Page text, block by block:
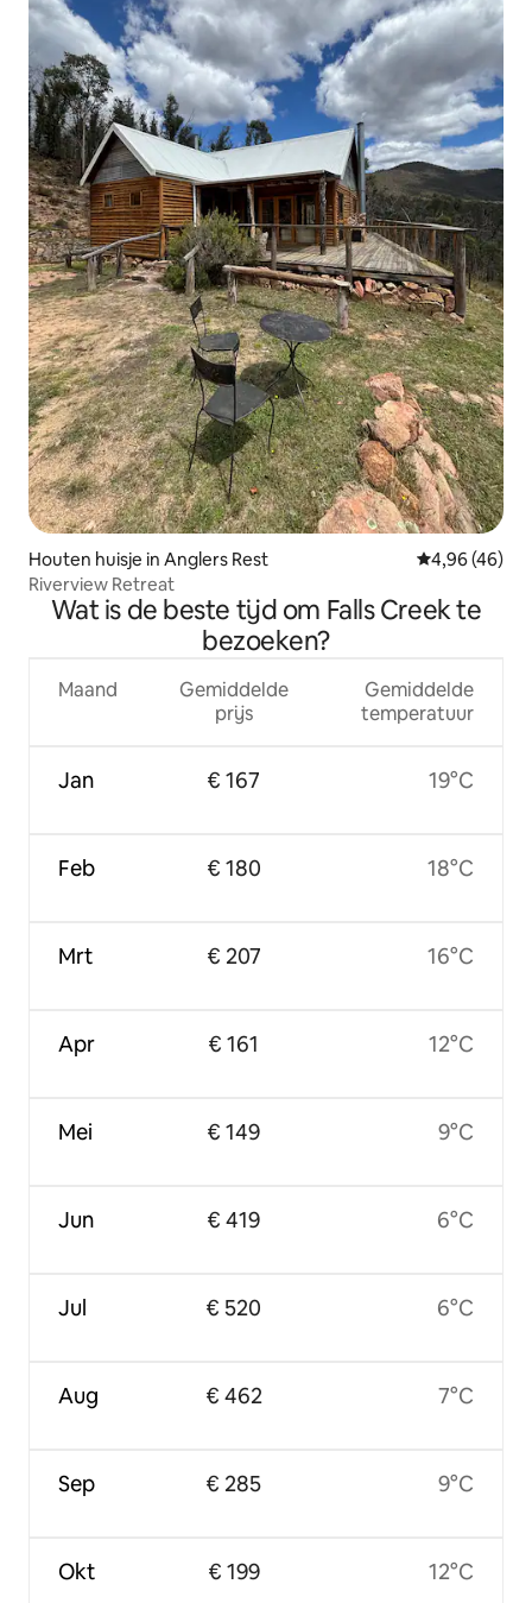
Houten huisje in Anglers Rest Gemiddelde
4,96 (46)
Riverview Retreat
Wat is de beste tijd om Falls Creek te
bezoeken?
Maand
Jan
Feb
Mrt
Apr
Mei
Jun
Jul
Aug
Sep
Okt
Gemiddelde
prijs
€ 167
€ 180
€ 207
€ 161
€ 149
€ 419
€ 520
€ 462
€ 285
€ 199
Gemiddelde
temperatuur
19°C
18°C
16°C
12°C
9°C
6°C
6°C
7°C
9°C
12°C